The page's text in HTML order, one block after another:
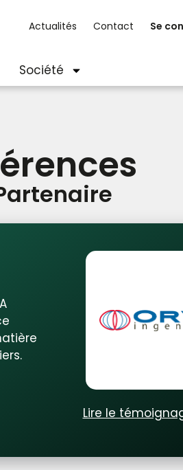
Actualités Contact Se
Société
Lire le